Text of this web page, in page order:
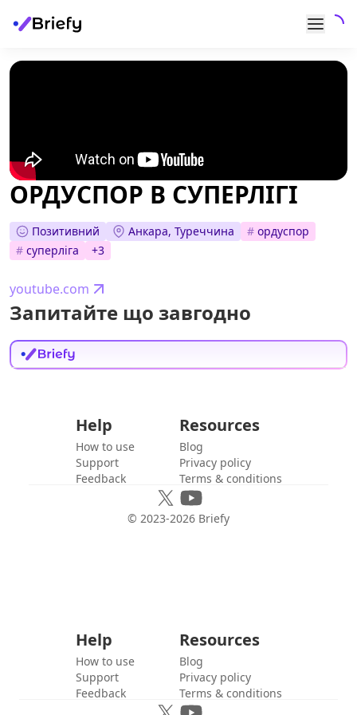
ОРДУСПОР В СУПЕРЛІГІ
Позитивний Анкара, Туреччина # ордуспор
# суперліга +3
youtube.com
Запитайте що завгодно
Help
How to use
Support
Feedback
Resources
Blog
Privacy policy
Terms & conditions
© 2023-2026 Briefy
Help
How to use
Support
Feedback
Resources
Blog
Privacy policy
Terms & conditions